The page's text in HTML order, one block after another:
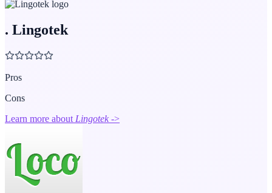
. Lingotek
Pros
Cons
Learn more about Lingotek ->